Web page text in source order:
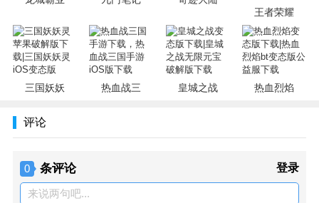
王者荣耀
三国妖妖 热血战三 皇城之战 热血烈焰
评论
0 条评论 登录
来说两句吧...